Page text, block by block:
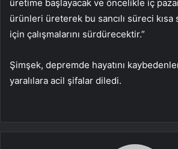
üretime başlayacak ve öncelikle iç
ürünleri üreterek bu sancılı süreci
için çalışmalarını sürdürecektir.”
Şimşek, depremde hayatını
yaralılara acil şifalar diledi.